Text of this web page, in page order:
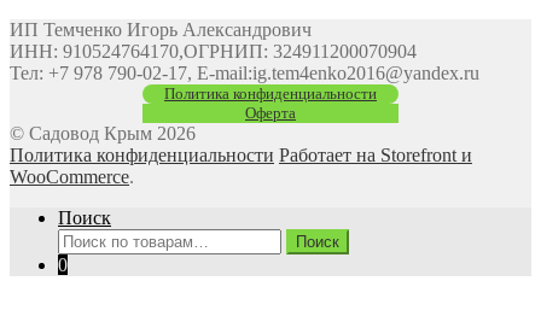
ИП Темченко Игорь Александрович
ИНН: 910524764170,ОГРНИП: 324911200070904
Тел: +7 978 790-02-17, E-mail:ig.tem4enko2016@yandex.ru
Политика конфиденциальности
Оферта
© Садовод Крым 2026
Политика конфиденциальности Работает на Storefront и
WooCommerce.
Поиск
Искать:
Поиск
0